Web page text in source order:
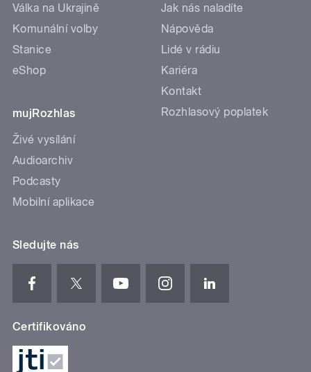
Válka na Ukrajině
Komunální volby
Stanice
eShop
mujRozhlas
Živé vysílání
Audioarchiv
Podcasty
Mobilní aplikace
Jak nás naladíte
Nápověda
Lidé v rádiu
Kariéra
Kontakt
Rozhlasový poplatek
Sledujte nás
Certifikováno